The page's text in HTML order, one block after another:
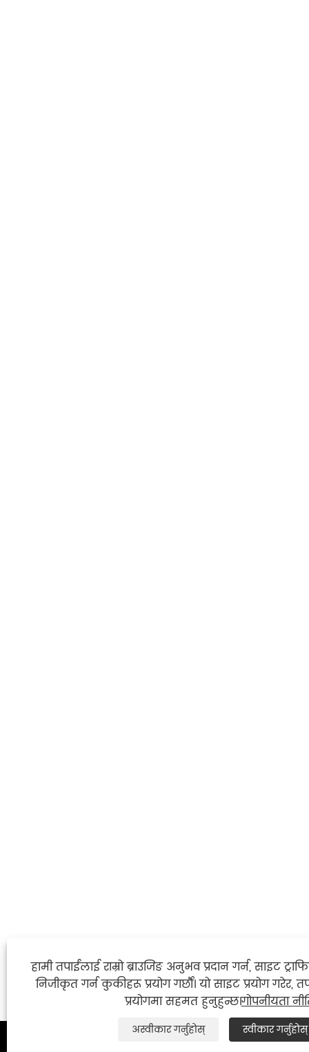
हामी तपाईंलाई राम्रो ब्राउजिङ अनुभव प्रदान गर्न, साइट
निजीकृत गर्न कुकीहरू प्रयोग गर्छौं। यो साइट प्रयोग गरेर,
प्रयोगमा सहमत हुनुहुन्छ।गोपनीयता
अस्वीकार गर्नुहोस् स्वीकार गर्नुहोस्